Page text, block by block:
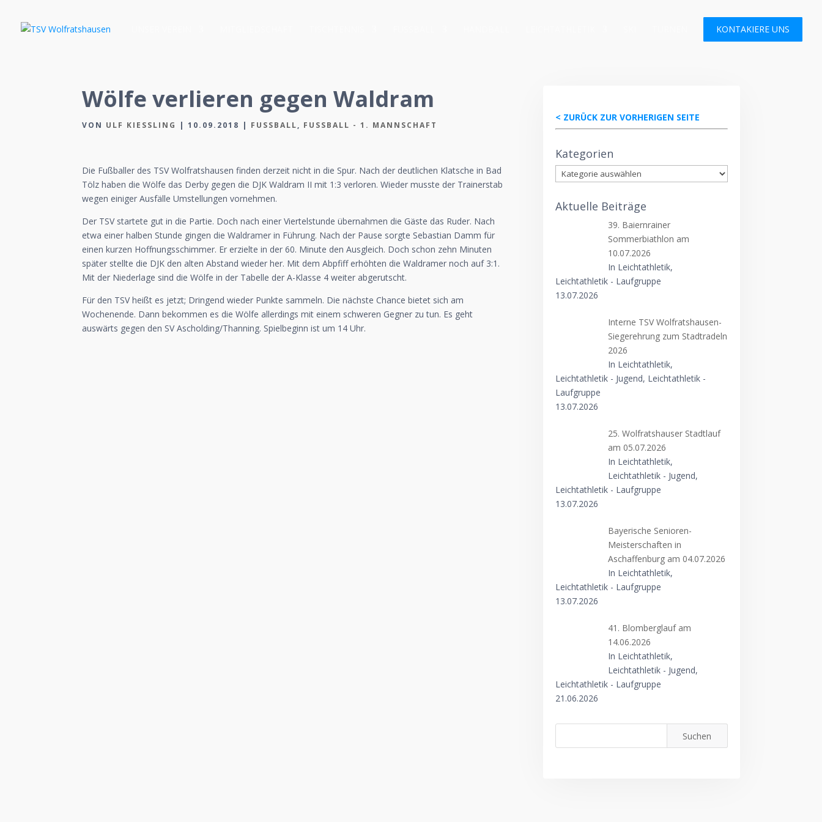
KONTAKIERE UNS
Wölfe verlieren gegen Waldram
VON ULF KIESSLING |10.09.2018 | FUSSBALL, FUSSBALL - 1. MANNSCHAFT
Die Fußballer des TSV Wolfratshausen finden derzeit nicht in die Spur. Nach der deutlichen Klatsche in Bad
Tölz haben die Wölfe das Derby gegen die DJK Waldram II mit 1:3 verloren. Wieder musste der Trainerstab
wegen einiger Ausfälle Umstellungen vornehmen.
Der TSV startete gut in die Partie. Doch nach einer Viertelstunde übernahmen die Gäste das Ruder. Nach
etwa einer halben Stunde gingen die Waldramer in Führung. Nach der Pause sorgte Sebastian Damm für
einen kurzen Hoffnungsschimmer. Er erzielte in der 60. Minute den Ausgleich. Doch schon zehn Minuten
später stellte die DJK den alten Abstand wieder her. Mit dem Abpfiff erhöhten die Waldramer noch auf 3:1.
Mit der Niederlage sind die Wölfe in der Tabelle der A-Klasse 4 weiter abgerutscht.
Für den TSV heißt es jetzt; Dringend wieder Punkte sammeln. Die nächste Chance bietet sich am
Wochenende. Dann bekommen es die Wölfe allerdings mit einem schweren Gegner zu tun. Es geht
auswärts gegen den SV Ascholding/Thanning. Spielbeginn ist um 14 Uhr.
< ZURÜCK ZUR VORHERIGEN SEITE
Kategorien
Kategorien
Aktuelle Beiträge
39. Baiernrainer
Sommerbiathlon am
10.07.2026
In Leichtathletik,
Leichtathletik - Laufgruppe
13.07.2026
Interne TSV Wolfratshausen-
Siegerehrung zum Stadtradeln
2026
In Leichtathletik,
Leichtathletik - Jugend, Leichtathletik -
Laufgruppe
13.07.2026
25. Wolfratshauser Stadtlauf
am 05.07.2026
In Leichtathletik,
Leichtathletik - Jugend,
Leichtathletik - Laufgruppe
13.07.2026
Bayerische Senioren-
Meisterschaften in
Aschaffenburg am 04.07.2026
In Leichtathletik,
Leichtathletik - Laufgruppe
13.07.2026
41. Blomberglauf am
14.06.2026
In Leichtathletik,
Leichtathletik - Jugend,
Leichtathletik - Laufgruppe
21.06.2026